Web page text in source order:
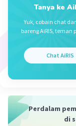
Rotasi
barat ke
Beri Rating
Tanya ke
Yuk, cobain chat
bareng AiRIS, teman
Chat AiRIS
Perdalam
di